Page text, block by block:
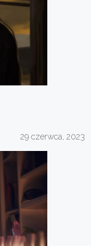
29 czerwca, 2023